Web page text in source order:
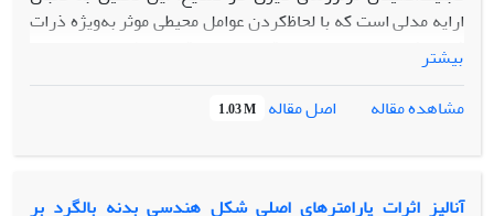
ارایه مدلی است که با لحاظ‌کردن عوامل محیطی موثر به‌ویژه ذرات
فرسایشی در روغن‌موتور دقت محاسبه قابلیت‌اطمینان را نسبت
به مدل‌های کلاسیک مبتنی بر زمان بین خرابی‌ها افزایش دهد.
هدف اصلی پژوهش، استفاده از مدل‌های مبتنی بر فاکتورهای
ریسک برای تحلیل جامع‌تر و دقیق‌تر عملکرد موتورهای دیزل
است.
به‌منظور تحلیل قابلیت‌اطمینان موتورهای دیزل استفاده شده
بیشتر
مشاهده مقاله
اصل مقاله 1.03 M
آنالیز اثرات پارامترهای اصلی شکل هندسی بدنه بالگرد بر